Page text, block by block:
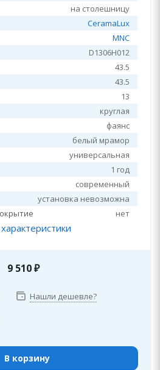
на столешницу
CeramaLux
MNC
D1306H012
43.5
43.5
13
круглая
фаянс
белый мрамор
универсальная
1 год
современный
установка невозможна
нет
9 510₽
Нашли дешевле?
В корзину